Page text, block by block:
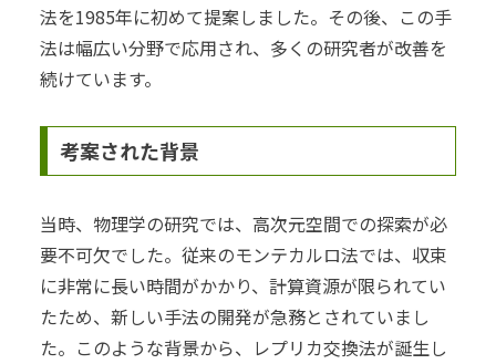
法を1985年に初めて提案しました。その後、この手
法は幅広い分野で応用され、多くの研究者が改善を
続けています。
考案された背景
当時、物理学の研究では、高次元空間での探索が必
要不可欠でした。従来のモンテカルロ法では、収束
に非常に長い時間がかかり、計算資源が限られてい
たため、新しい手法の開発が急務とされていまし
た。このような背景から、レプリカ交換法が誕生し